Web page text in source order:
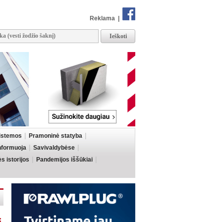
Reklama
Pramoninė statyba
Savivaldybėse
istorijos
Pandemijos iššūkiai